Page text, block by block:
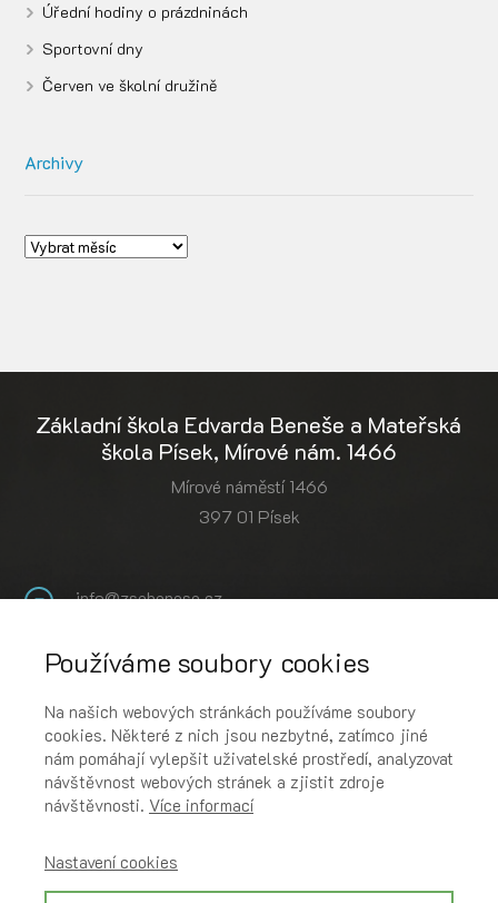
Úřední hodiny o prázdninách
Sportovní dny
Červen ve školní družině
Archivy
Základní škola Edvarda Beneše a Mateřská
škola Písek, Mírové nám. 1466
Mírové náměstí 1466
397 01 Písek
info@zsebenese.cz
YouTube
Instagram
Podcast
Rychlé odkazy
Používáme soubory cookies
Na našich webových stránkách používáme soubory
cookies. Některé z nich jsou nezbytné, zatímco jiné
nám pomáhají vylepšit uživatelské prostředí, analyzovat
návštěvnost webových stránek a zjistit zdroje
návštěvnosti. Více informací
Nastavení cookies